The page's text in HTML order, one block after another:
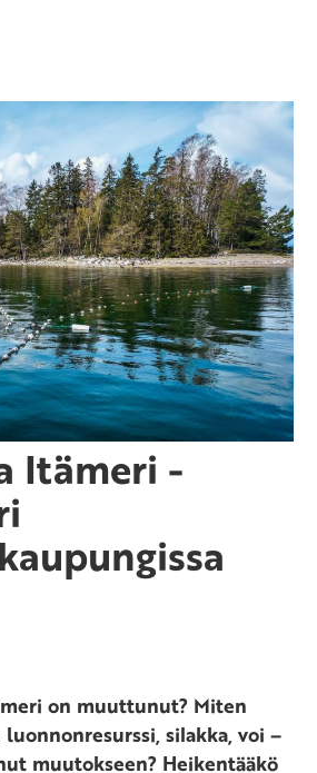
Itämeri -
on muuttunut? Miten
silakka, voi –
muutokseen? Heikentääkö